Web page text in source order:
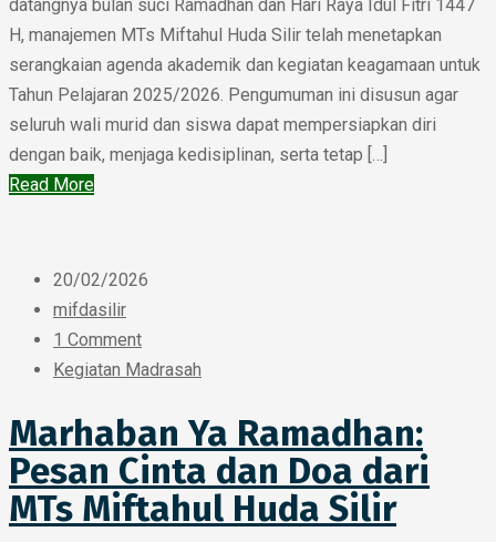
datangnya bulan suci Ramadhan dan Hari Raya Idul Fitri 1447
H, manajemen MTs Miftahul Huda Silir telah menetapkan
serangkaian agenda akademik dan kegiatan keagamaan untuk
Tahun Pelajaran 2025/2026. Pengumuman ini disusun agar
seluruh wali murid dan siswa dapat mempersiapkan diri
dengan baik, menjaga kedisiplinan, serta tetap […]
Read More
20/02/2026
mifdasilir
1 Comment
Kegiatan Madrasah
Marhaban Ya Ramadhan:
Pesan Cinta dan Doa dari
MTs Miftahul Huda Silir